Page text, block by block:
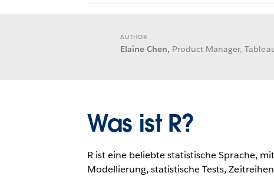
AUTHOR
Elaine Chen, Product Manager,
Was ist R?
R ist eine beliebte statistische Sprache,
Modellierung, statistische Tests,